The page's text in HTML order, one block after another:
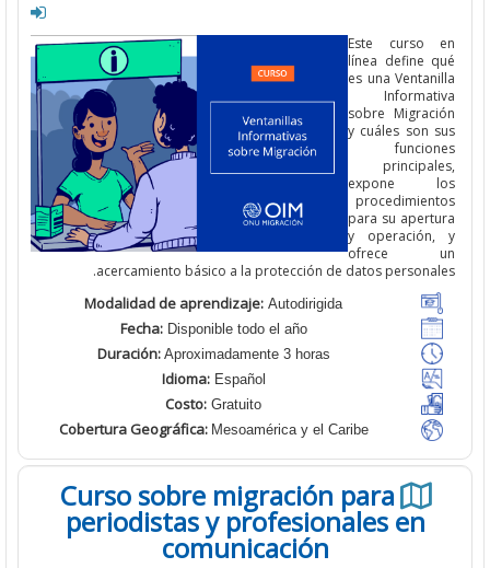
Este curso
línea define
es una
sobre
y cuáles son
expone
para su
y
ofrece
acercamiento básico a la protección de datos
Modalidad de aprendizaje:Autodirigida
Fecha:Disponible todo el año
Duración:Aproximadamente 3 horas
Idioma:
Costo:
Cobertura Geográfica:Mesoamérica y el Caribe
Curso sobre migración para
periodistas y profesionales en
comunicación